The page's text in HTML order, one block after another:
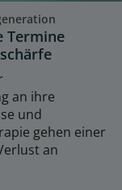
Termine
an ihre
und
gehen einer
an